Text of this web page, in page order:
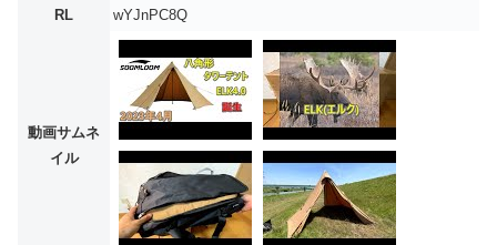
RL
wYJnPC8Q
動画サムネ
イル